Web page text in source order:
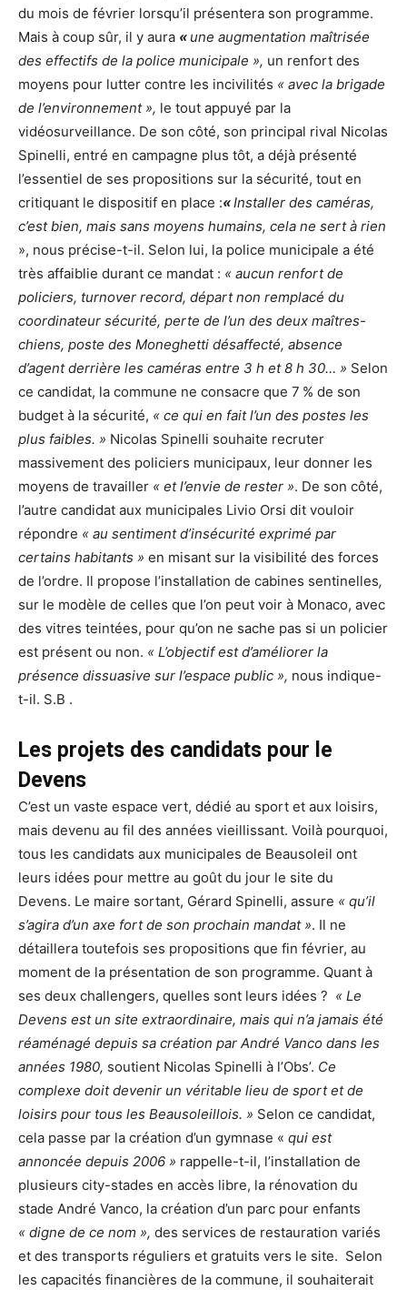
du mois de février lorsqu’il présentera son programme.
Mais à coup sûr, il y aura « une augmentation maîtrisée
des effectifs de la police municipale », un renfort des
moyens pour lutter contre les incivilités « avec la brigade
de l’environnement », le tout appuyé par la
vidéosurveillance. De son côté, son principal rival Nicolas
Spinelli, entré en campagne plus tôt, a déjà présenté
l’essentiel de ses propositions sur la sécurité, tout en
critiquant le dispositif en place :«Installer des caméras,
c’est bien, mais sans moyens humains, cela ne sert à rien
», nous précise-t-il. Selon lui, la police municipale a été
très affaiblie durant ce mandat : « aucun renfort de
policiers, turnover record, départ non remplacé du
coordinateur sécurité, perte de l’un des deux maîtres-
chiens, poste des Moneghetti désaffecté, absence
d’agent derrière les caméras entre 3 h et 8 h 30… » Selon
ce candidat, la commune ne consacre que 7 % de son
budget à la sécurité, « ce qui en fait l’un des postes les
plus faibles. » Nicolas Spinelli souhaite recruter
massivement des policiers municipaux, leur donner les
moyens de travailler « et l’envie de rester ». De son côté,
l’autre candidat aux municipales Livio Orsi dit vouloir
répondre « au sentiment d’insécurité exprimé par
certains habitants » en misant sur la visibilité des forces
de l’ordre. Il propose l’installation de cabines sentinelles,
sur le modèle de celles que l’on peut voir à Monaco, avec
des vitres teintées, pour qu’on ne sache pas si un policier
est présent ou non. « L’objectif est d’améliorer la
présence dissuasive sur l’espace public », nous indique-
t-il. S.B .
Les projets des candidats pour le
Devens
C’est un vaste espace vert, dédié au sport et aux loisirs,
mais devenu au fil des années vieillissant. Voilà pourquoi,
tous les candidats aux municipales de Beausoleil ont
leurs idées pour mettre au goût du jour le site du
Devens. Le maire sortant, Gérard Spinelli, assure « qu’il
s’agira d’un axe fort de son prochain mandat ». Il ne
détaillera toutefois ses propositions que fin février, au
moment de la présentation de son programme. Quant à
ses deux challengers, quelles sont leurs idées ? « Le
Devens est un site extraordinaire, mais qui n’a jamais été
réaménagé depuis sa création par André Vanco dans les
années 1980, soutient Nicolas Spinelli à l’Obs’. Ce
complexe doit devenir un véritable lieu de sport et de
loisirs pour tous les Beausoleillois. » Selon ce candidat,
cela passe par la création d’un gymnase « qui est
annoncée depuis 2006 » rappelle-t-il, l’installation de
plusieurs city-stades en accès libre, la rénovation du
stade André Vanco, la création d’un parc pour enfants
« digne de ce nom », des services de restauration variés
et des transports réguliers et gratuits vers le site. Selon
les capacités financières de la commune, il souhaiterait